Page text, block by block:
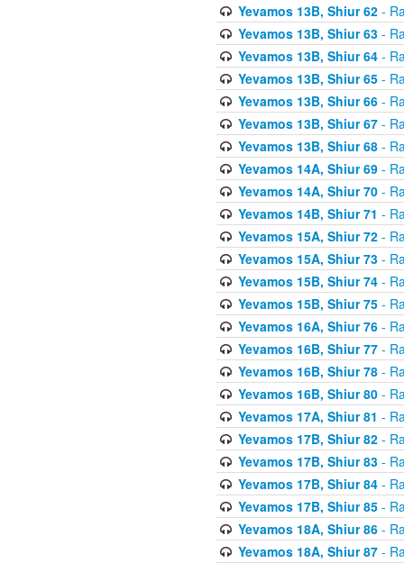
Yevamos 13B, Shiur 62-
Yevamos 13B, Shiur 63-
Yevamos 13B, Shiur 64-
Yevamos 13B, Shiur 65-
Yevamos 13B, Shiur 66-
Yevamos 13B, Shiur 67-
Yevamos 13B, Shiur 68-
Yevamos 14A, Shiur 69-
Yevamos 14A, Shiur 70-
Yevamos 14B, Shiur 71 -
Yevamos 15A, Shiur 72-
Yevamos 15A, Shiur 73-
Yevamos 15B, Shiur 74-
Yevamos 15B, Shiur 75-
Yevamos 16A, Shiur 76-
Yevamos 16B, Shiur 77-
Yevamos 16B, Shiur 78-
Yevamos 16B, Shiur 80-
Yevamos 17A, Shiur 81 -
Yevamos 17B, Shiur 82-
Yevamos 17B, Shiur 83-
Yevamos 17B, Shiur 84-
Yevamos 17B, Shiur 85-
Yevamos 18A, Shiur 86-
Yevamos 18A, Shiur 87-